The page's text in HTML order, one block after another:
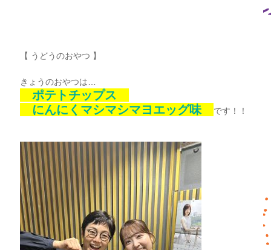
【 うどうのおやつ 】
きょうのおやつは…
ポテトチップス
にんにくマシマシマヨエッグ味
です！！